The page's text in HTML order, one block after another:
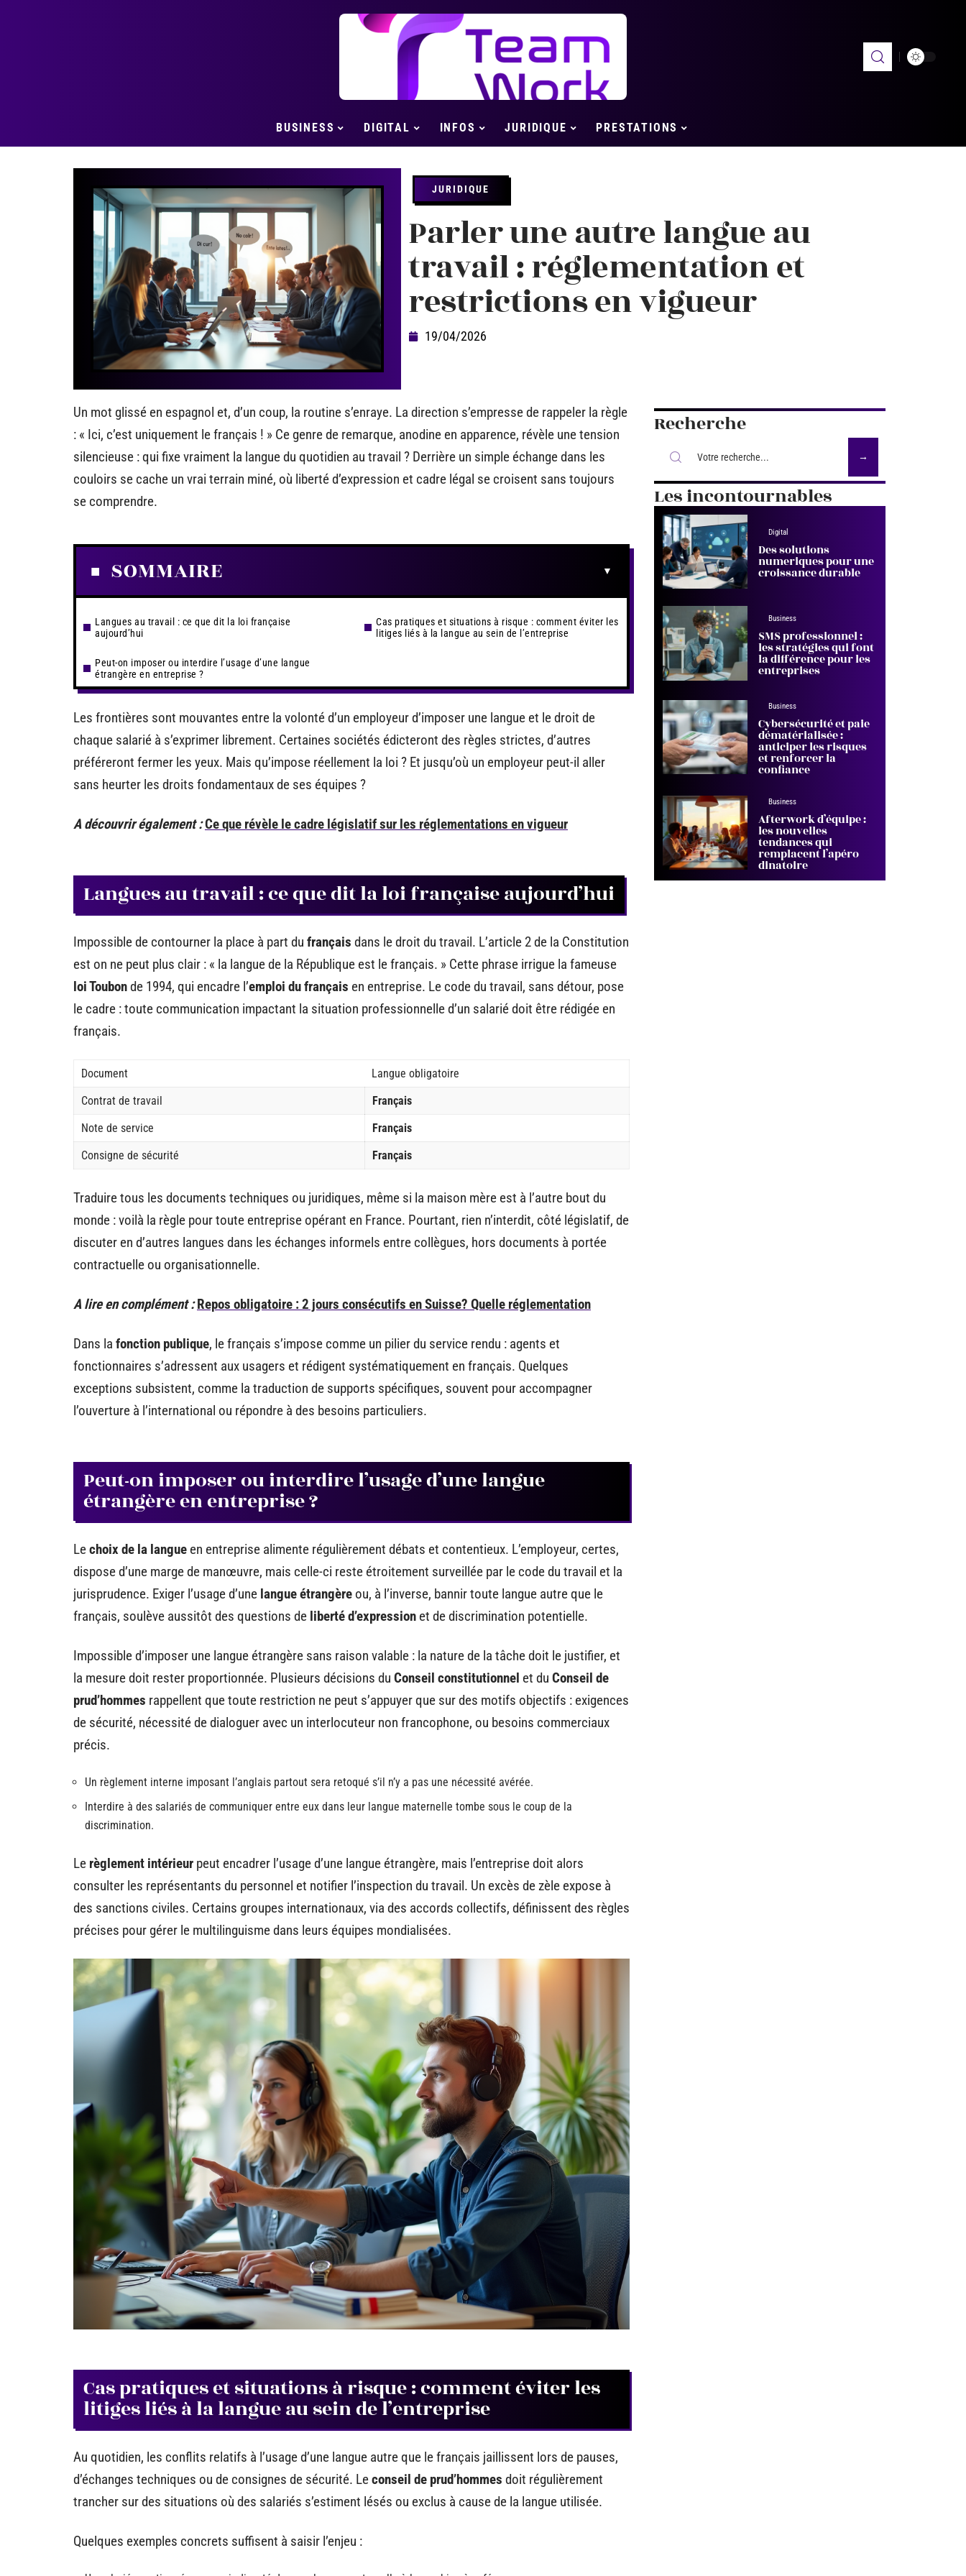
BUSINESS DIGITAL INFOS JURIDIQUE PRESTATIONS
JURIDIQUE
Parler une autre langue au
travail : réglementation et
restrictions en vigueur
19/04/2026
Un mot glissé en espagnol et, d’un coup, la routine s’enraye. La direction s’empresse de rappeler la règle
: « Ici, c’est uniquement le français ! » Ce genre de remarque, anodine en apparence, révèle une tension
silencieuse : qui fixe vraiment la langue du quotidien au travail ? Derrière un simple échange dans les
couloirs se cache un vrai terrain miné, où liberté d’expression et cadre légal se croisent sans toujours
se comprendre.
SOMMAIRE
Langues au travail : ce que dit la loi française
aujourd’hui
Peut-on imposer ou interdire l’usage d’une langue
étrangère en entreprise ?
Cas pratiques et situations à risque : comment éviter les
litiges liés à la langue au sein de l’entreprise
Les frontières sont mouvantes entre la volonté d’un employeur d’imposer une langue et le droit de
chaque salarié à s’exprimer librement. Certaines sociétés édicteront des règles strictes, d’autres
préféreront fermer les yeux. Mais qu’impose réellement la loi ? Et jusqu’où un employeur peut-il aller
sans heurter les droits fondamentaux de ses équipes ?
A découvrir également :Ce que révèle le cadre législatif sur les réglementations en vigueur
Langues au travail : ce que dit la loi française aujourd’hui
Impossible de contourner la place à part du français dans le droit du travail. L’article 2 de la Constitution
est on ne peut plus clair : « la langue de la République est le français. » Cette phrase irrigue la fameuse
loi Toubonde 1994, qui encadre l’emploi du français en entreprise. Le code du travail, sans détour, pose
le cadre : toute communication impactant la situation professionnelle d’un salarié doit être rédigée en
français.
Document
Langue obligatoire
Contrat de travail
Français
Note de service
Français
Consigne de sécurité
Français
Traduire tous les documents techniques ou juridiques, même si la maison mère est à l’autre bout du
monde : voilà la règle pour toute entreprise opérant en France. Pourtant, rien n’interdit, côté législatif, de
discuter en d’autres langues dans les échanges informels entre collègues, hors documents à portée
contractuelle ou organisationnelle.
A lire en complément : Repos obligatoire : 2 jours consécutifs en Suisse? Quelle réglementation
Dans la fonction publique, le français s’impose comme un pilier du service rendu : agents et
fonctionnaires s’adressent aux usagers et rédigent systématiquement en français. Quelques
exceptions subsistent, comme la traduction de supports spécifiques, souvent pour accompagner
l’ouverture à l’international ou répondre à des besoins particuliers.
Peut-on imposer ou interdire l’usage d’une langue
étrangère en entreprise ?
Lechoix de la langue en entreprise alimente régulièrement débats et contentieux. L’employeur, certes,
dispose d’une marge de manœuvre, mais celle-ci reste étroitement surveillée par le code du travail et la
jurisprudence. Exiger l’usage d’une langue étrangère ou, à l’inverse, bannir toute langue autre que le
français, soulève aussitôt des questions de liberté d’expression et de discrimination potentielle.
Impossible d’imposer une langue étrangère sans raison valable : la nature de la tâche doit le justifier, et
la mesure doit rester proportionnée. Plusieurs décisions du Conseil constitutionnel et du Conseil de
prud’hommes rappellent que toute restriction ne peut s’appuyer que sur des motifs objectifs : exigences
de sécurité, nécessité de dialoguer avec un interlocuteur non francophone, ou besoins commerciaux
précis.
Un règlement interne imposant l’anglais partout sera retoqué s’il n’y a pas une nécessité avérée.
Interdire à des salariés de communiquer entre eux dans leur langue maternelle tombe sous le coup de la
discrimination.
Le règlement intérieur peut encadrer l’usage d’une langue étrangère, mais l’entreprise doit alors
consulter les représentants du personnel et notifier l’inspection du travail. Un excès de zèle expose à
des sanctions civiles. Certains groupes internationaux, via des accords collectifs, définissent des règles
précises pour gérer le multilinguisme dans leurs équipes mondialisées.
Cas pratiques et situations à risque : comment éviter les
litiges liés à la langue au sein de l’entreprise
Au quotidien, les conflits relatifs à l’usage d’une langue autre que le français jaillissent lors de pauses,
d’échanges techniques ou de consignes de sécurité. Leconseil de prud’hommes doit régulièrement
trancher sur des situations où des salariés s’estiment lésés ou exclus à cause de la langue utilisée.
Quelques exemples concrets suffisent à saisir l’enjeu :
Recherche
Les incontournables
Digital
Des solutions
numeriques pour une
croissance durable
Business
SMS professionnel :
les stratégies qui font
la différence pour les
entreprises
Business
Cybersécurité et paie
dématérialisée :
anticiper les risques
et renforcer la
confiance
Business
Afterwork d’équipe :
les nouvelles
tendances qui
remplacent l’apéro
dinatoire